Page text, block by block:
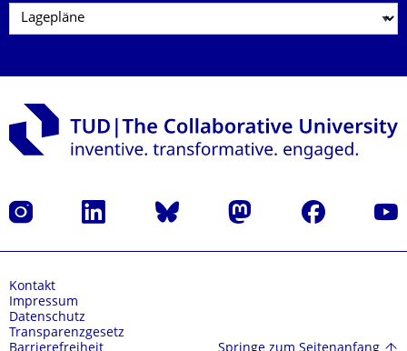
Instagram LinkedIn Bluesky Mastodon Facebook
Kontakt
Impressum
Datenschutz
Transparenzgesetz